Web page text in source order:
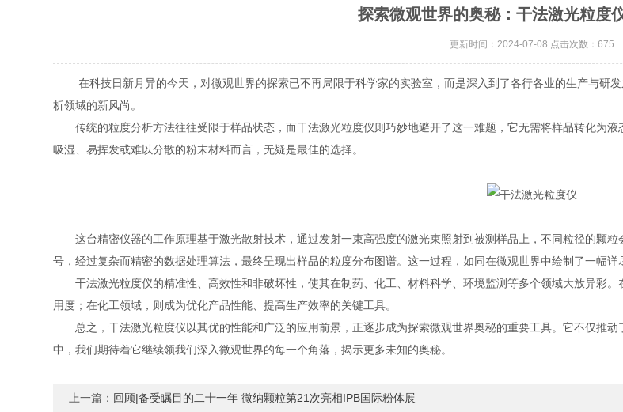
探索微观世界的奥秘：干法激光粒度
更新时间：2024-07-08 点击次数：675
在科技日新月异的今天，对微观世界的探索已不再局限于科学家的实验室，而是深入到了各行各业的生产与研
析领域的新风尚。
传统的粒度分析方法往往受限于样品状态，而干法激光粒度仪则巧妙地避开了这一难题，它无需将样品转化为
吸湿、易挥发或难以分散的粉末材料而言，无疑是最佳的选择。
这台精密仪器的工作原理基于激光散射技术，通过发射一束高强度的激光束照射到被测样品上，不同粒径的颗
号，经过复杂而精密的数据处理算法，最终呈现出样品的粒度分布图谱。这一过程，如同在微观世界中绘制了一幅详
干法激光粒度仪的精准性、高效性和非破坏性，使其在制药、化工、材料科学、环境监测等多个领域大放异彩。
用度；在化工领域，则成为优化产品性能、提高生产效率的关键工具。
总之，干法激光粒度仪以其优的性能和广泛的应用前景，正逐步成为探索微观世界奥秘的重要工具。它不仅推动
中，我们期待着它继续领我们深入微观世界的每一个角落，揭示更多未知的奥秘。
上一篇： 回顾|备受瞩目的二十一年 微纳颗粒第21次亮相IPB国际粉体展